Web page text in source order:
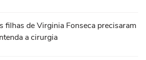
filhas de Virginia Fonseca precisaram
a cirurgia